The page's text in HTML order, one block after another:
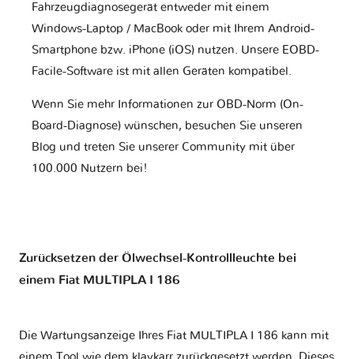
Fahrzeugdiagnosegerät entweder mit einem
Windows-Laptop / MacBook oder mit Ihrem Android-
Smartphone bzw. iPhone (iOS) nutzen. Unsere EOBD-
Facile-Software ist mit allen Geräten kompatibel.
Wenn Sie mehr Informationen zur OBD-Norm (On-
Board-Diagnose) wünschen, besuchen Sie unseren
Blog und treten Sie unserer Community mit über
100.000 Nutzern bei!
Zurücksetzen der Ölwechsel-Kontrollleuchte bei
einem Fiat MULTIPLA I 186
Die Wartungsanzeige Ihres Fiat MULTIPLA I 186 kann mit